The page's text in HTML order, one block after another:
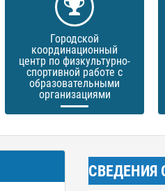
Городской
координационный
центр по физкультурно-
спортивной работе с
образовательными
организациями
СВЕДЕНИЯ